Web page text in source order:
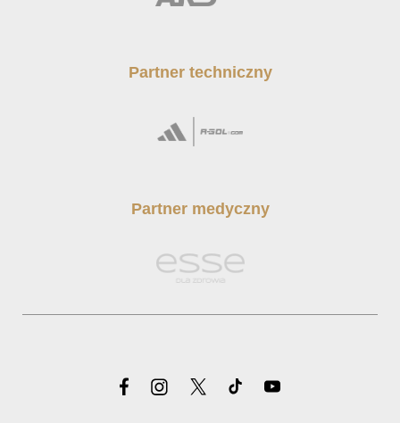
Partner techniczny
Partner medyczny